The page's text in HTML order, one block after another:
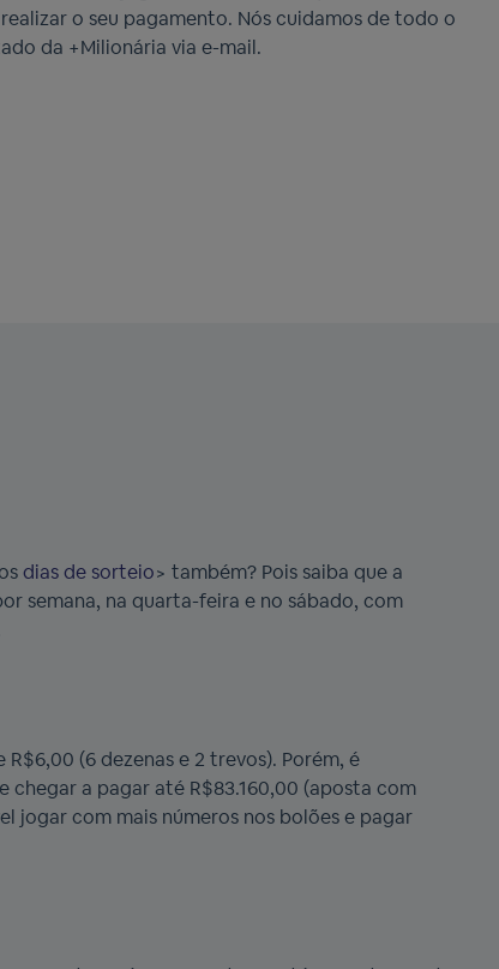
o seu pagamento. Nós cuidamos de todo o
da +Milionária via e-mail.
dias de sorteio> também? Pois saiba que a
semana, na quarta-feira e no sábado, com
R$6,00 (6 dezenas e 2 trevos). Porém, é
chegar a pagar até R$83.160,00 (aposta com
jogar com mais números nos bolões e pagar